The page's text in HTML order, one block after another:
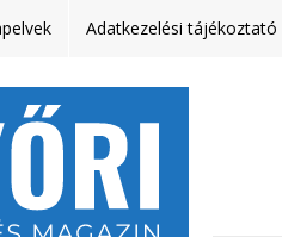
Adatkezelési tájékoztató